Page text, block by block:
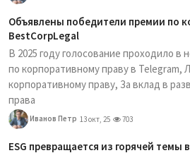
Объявлены победители премии по
BestCorpLegal
В 2025 году голосование проходило в
по корпоративному праву в Telegram,
корпоративному праву, За вклад в
права
Иванов Петр 13 окт, 25 703
ESG превращается из горячей темы